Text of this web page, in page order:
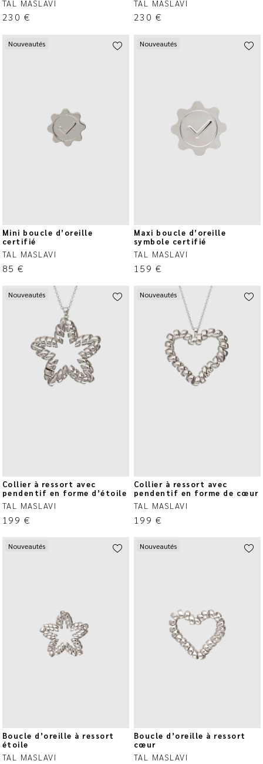
TAL MASLAVI
230 €
TAL MASLAVI
230 €
Nouveautés
Mini boucle d’oreille
certifié
TAL MASLAVI
85€
Nouveautés
Maxi boucle d’oreille
symbole certifié
TAL MASLAVI
159 €
Nouveautés
Collier à ressort avec
pendentif en forme d’étoile
TAL MASLAVI
199 €
Nouveautés
Collier à ressort avec
pendentif en forme de cœur
TAL MASLAVI
199 €
Nouveautés
Boucle d’oreille à ressort
étoile
TAL MASLAVI
Nouveautés
Boucle d’oreille à ressort
cœur
TAL MASLAVI